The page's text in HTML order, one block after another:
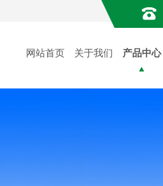
网站首页 关于我们 产品中心